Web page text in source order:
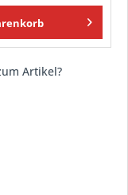
Artikel?